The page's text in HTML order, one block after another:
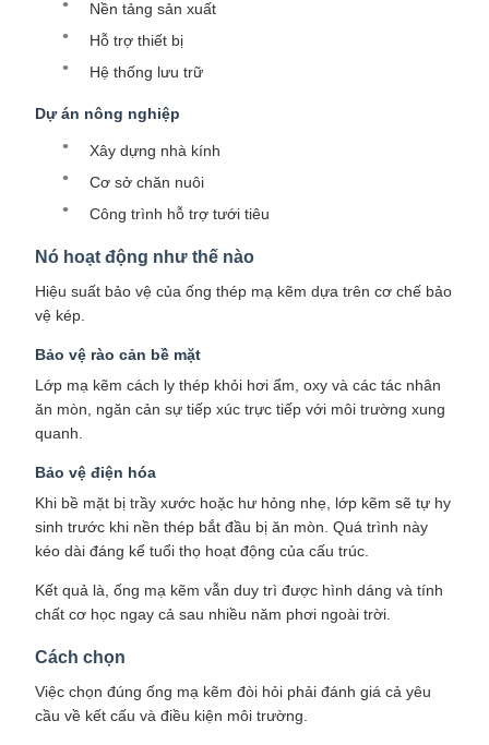
Nền tảng sản xuất
Hỗ trợ thiết bị
Hệ thống lưu trữ
Dự án nông nghiệp
Xây dựng nhà kính
Cơ sở chăn nuôi
Công trình hỗ trợ tưới tiêu
Nó hoạt động như thế nào
Hiệu suất bảo vệ của ống thép mạ kẽm dựa trên cơ chế bảo
vệ kép.
Bảo vệ rào cản bề mặt
Lớp mạ kẽm cách ly thép khỏi hơi ẩm, oxy và các tác nhân
ăn mòn, ngăn cản sự tiếp xúc trực tiếp với môi trường xung
quanh.
Bảo vệ điện hóa
Khi bề mặt bị trầy xước hoặc hư hỏng nhẹ, lớp kẽm sẽ tự hy
sinh trước khi nền thép bắt đầu bị ăn mòn. Quá trình này
kéo dài đáng kể tuổi thọ hoạt động của cấu trúc.
Kết quả là, ống mạ kẽm vẫn duy trì được hình dáng và tính
chất cơ học ngay cả sau nhiều năm phơi ngoài trời.
Cách chọn
Việc chọn đúng ống mạ kẽm đòi hỏi phải đánh giá cả yêu
cầu về kết cấu và điều kiện môi trường.